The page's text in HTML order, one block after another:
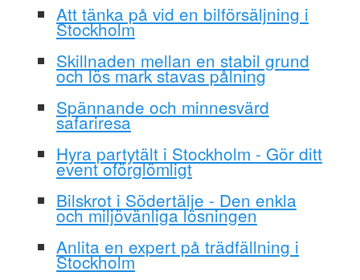
Att tänka på vid en bilförsäljning i
Stockholm
Skillnaden mellan en stabil grund
och lös mark stavas pålning
Spännande och minnesvärd
safariresa
Hyra partytält i Stockholm - Gör ditt
event oförglömligt
Bilskrot i Södertälje - Den enkla
och miljövänliga lösningen
Anlita en expert på trädfällning i
Stockholm